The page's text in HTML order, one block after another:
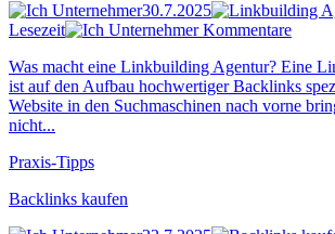
30.7.2025
Lesezeit
Kommentare
Was macht eine Linkbuilding Agentur? Eine
ist auf den Aufbau hochwertiger Backlinks
Website in den Suchmaschinen nach vorne
nicht...
Praxis-Tipps
Backlinks kaufen